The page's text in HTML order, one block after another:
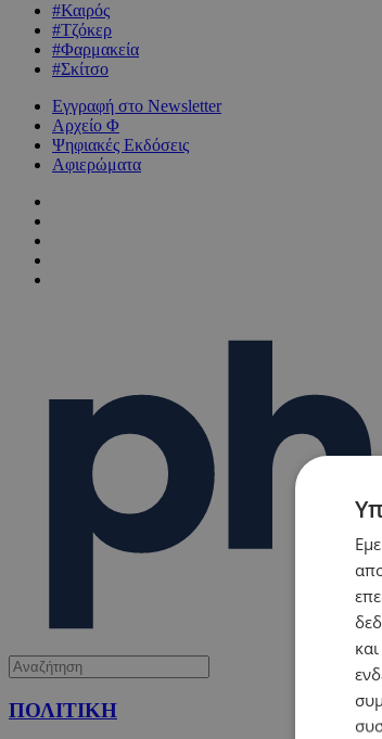
#Καιρός
#Τζόκερ
#Φαρμακεία
#Σκίτσο
Εγγραφή στο Newsletter
Αρχείο Φ
Ψηφιακές Εκδόσεις
Αφιερώματα
ΠΟΛΙΤΙΚΗ